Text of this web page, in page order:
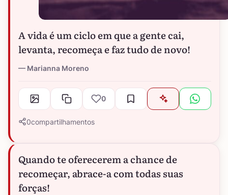
A vida é um ciclo em que a gente cai,
levanta, recomeça e faz tudo de novo!
Marianna Moreno
0
0compartilhamentos
Quando te oferecerem a chance de
recomeçar, abrace-a com todas suas
forças!